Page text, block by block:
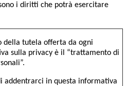
i diritti che potrà esercitare
della tutela offerta da ogni
sulla privacy è il “trattamento di
addentrarci in questa informativa